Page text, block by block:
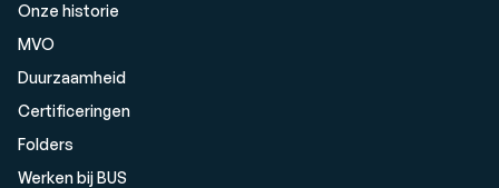
Onze historie
MVO
Duurzaamheid
Certificeringen
Folders
Werken bij BUS